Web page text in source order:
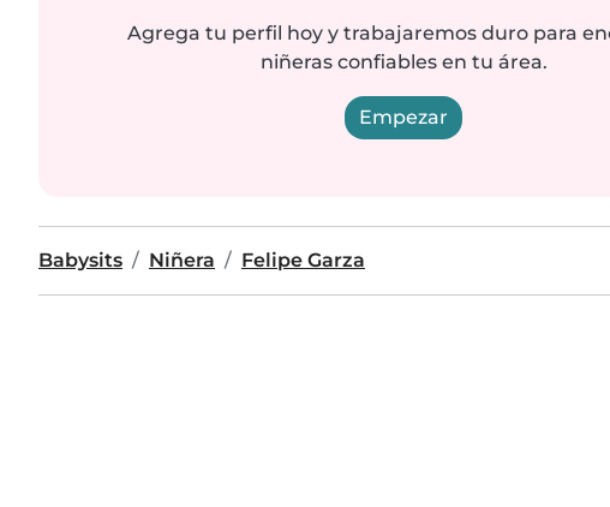
Agrega tu perfil hoy y trabajaremos duro para
niñeras confiables en tu área.
Empezar
Babysits Niñera Felipe Garza